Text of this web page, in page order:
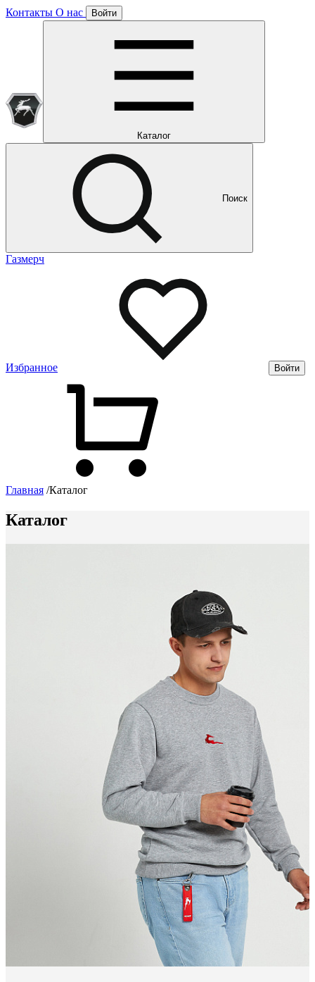
Контакты О нас Войти
Каталог
Поиск
Газмерч
Избранное Войти
Главная /Каталог
Каталог
Отлично!
Подписка уже оформлена